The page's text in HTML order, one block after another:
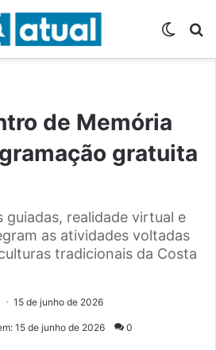
de Memória
gratuita
guiadas, realidade virtual e
as atividades voltadas
tradicionais da Costa
15 de junho de 2026
15 de junho de 2026 0